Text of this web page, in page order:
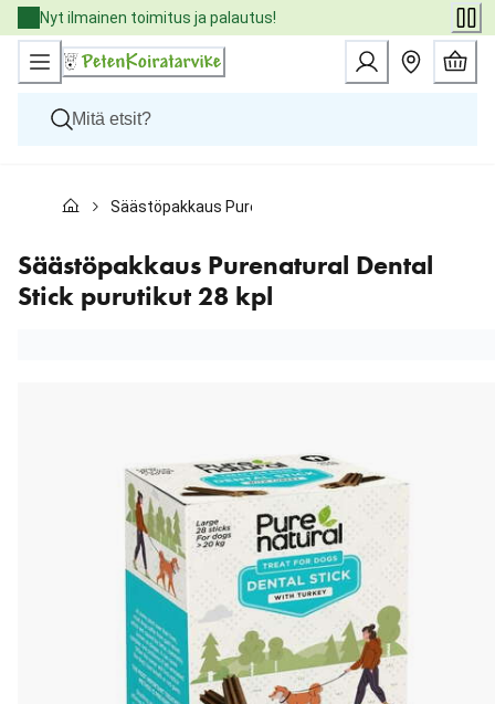
Skip
to
Content
Nyt ilmainen toimitus ja palautus!
Kissat
Eläinlääkäriruoat
Tuotemerkit
Uutuudet
Säästöpakkaus Purenatural Dental Stick purutikut 28
Säästöpakkaus Purenatural Dental
Stick purutikut 28 kpl